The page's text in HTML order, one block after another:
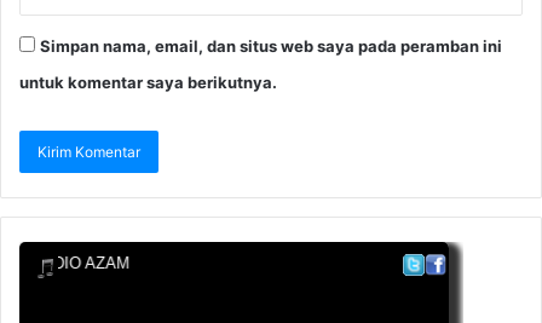
Simpan nama, email, dan situs web saya pada peramban ini
untuk komentar saya berikutnya.